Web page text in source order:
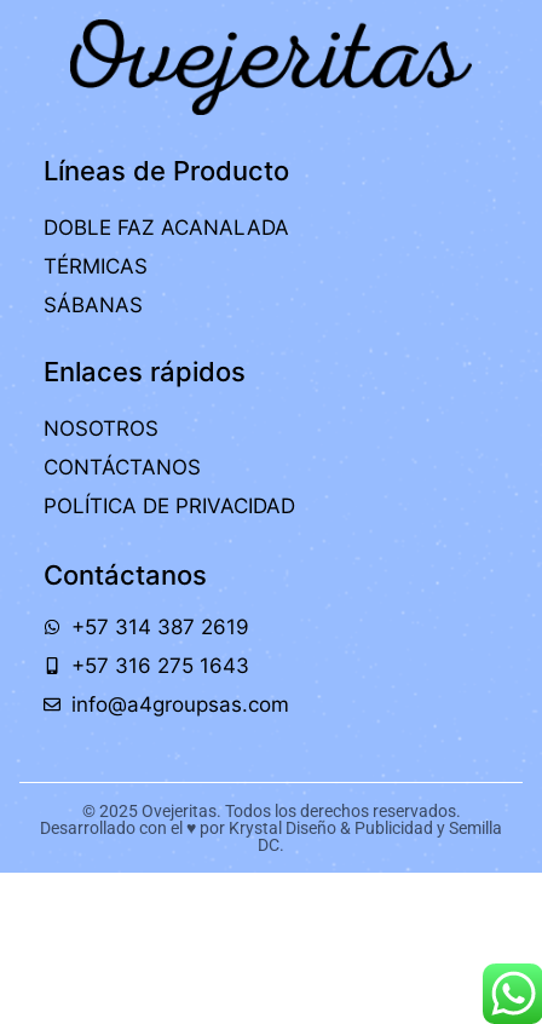
Líneas de Producto
DOBLE FAZ ACANALADA
TÉRMICAS
SÁBANAS
Enlaces rápidos
NOSOTROS
CONTÁCTANOS
POLÍTICA DE PRIVACIDAD
Contáctanos
+57 314 387 2619
+57 316 275 1643
info@a4groupsas.com
© 2025 Ovejeritas. Todos los derechos reservados.
Desarrollado con el ♥ por Krystal Diseño & Publicidad y Semilla
DC.